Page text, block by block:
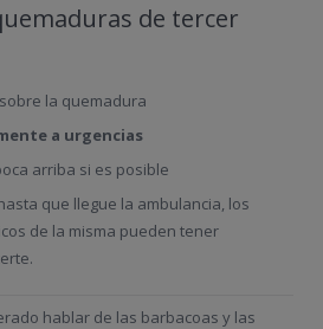
de tercer
la quemadura
a urgencias
arriba si es posible
que llegue la ambulancia, los
de la misma pueden tener
hablar de las barbacoas y las